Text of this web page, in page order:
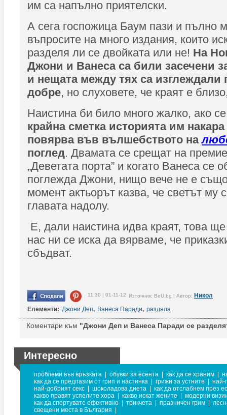
им са напълно приятелски.
А сега госпожица Баум пази и пълно
въпросите на много издания, които
разделя ли се двойката или не! На
Джони и Ванеса са били засечени
и нещата между тях са изглеждали
добре, но слуховете, че краят е
Наистина би било много жалко, ако
крайна сметка историята им
повярва във вълшебството на
поглед. Двамата се срещат на
„Деветата порта” и когато Ванеса се
поглежда Джони, нищо вече не е
момент актьорът казва, че светът му
главата надолу.
Е, дали наистина идва краят, това
нас ни се иска да вярваме, че
сбъдват.
11:30 | 01-11-12 Източник: BeU.bg | Автор: Никол
Елементи: Джони Деп, Ванеса Паради, раздяла
Коментари към "Джони Деп и Ванеса Паради се
Интересно
проблеми във връзката обувки за есента как да се храним
как да се предпазим от грип и настинка
грижи за устните
най-
най-добрият секс
шоколадова диета
как да отслабнем през
какво правят успелите хора
какво искат жените
модерни
как да спортувате ефективно
трикчета празничен грим
свещени места в България